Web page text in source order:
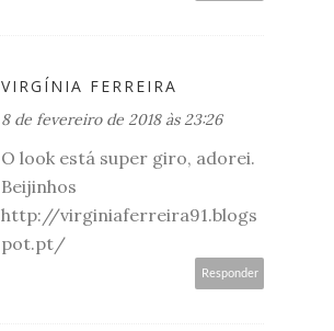
VIRGÍNIA FERREIRA
8 de fevereiro de 2018 às 23:26
O look está super giro, adorei.
Beijinhos
http://virginiaferreira91.blogs
pot.pt/
Responder